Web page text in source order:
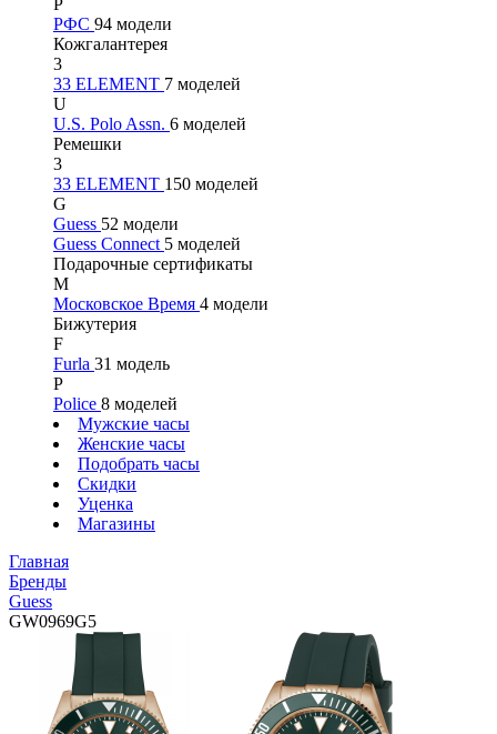
Р
РФС 94 модели
Кожгалантерея
3
33 ELEMENT 7 моделей
U
U.S. Polo Assn. 6 моделей
Ремешки
3
33 ELEMENT 150 моделей
G
Guess 52 модели
Guess Connect 5 моделей
Подарочные сертификаты
М
Московское Время 4 модели
Бижутерия
F
Furla 31 модель
P
Police 8 моделей
Мужские часы
Женские часы
Подобрать часы
Скидки
Уценка
Магазины
Главная
Бренды
Guess
GW0969G5